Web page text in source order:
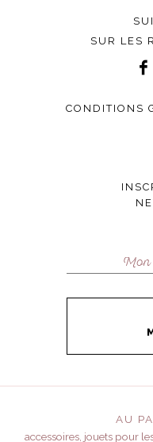
SUR LES
CONDITIONS
AU
accessoires, jouets pour